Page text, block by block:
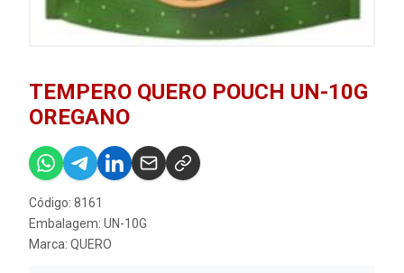
TEMPERO QUERO POUCH UN-10G
OREGANO
Código: 8161
Embalagem: UN-10G
Marca: QUERO